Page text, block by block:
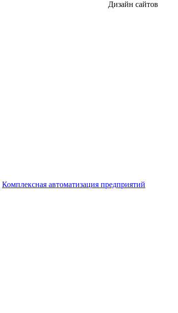
Комплексная автоматизация предприятий
Дизайн сайтов